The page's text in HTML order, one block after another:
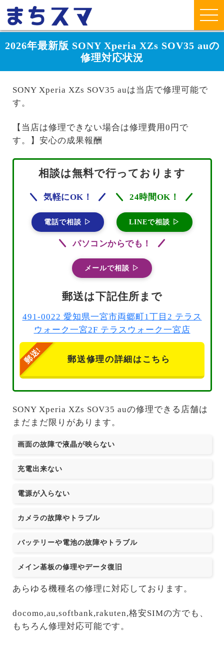
2026年最新版 SONY Xperia XZs SOV35 auの
修理対応状況
SONY Xperia XZs SOV35 auは当店で修理可能で
す。
【当店は修理できない場合は修理費用0円で
す。】安心の成果報酬
相談は無料で行っております
気軽にOK！
電話で相談 ▷
24時間OK！
LINEで相談 ▷
パソコンからでも！
メールで相談 ▷
郵送は下記住所まで
491-0022 愛知県一宮市両郷町1丁目2 テラス
ウォーク一宮2F テラスウォーク一宮店
郵送修理の詳細はこちら
SONY Xperia XZs SOV35 auの修理できる店舗は
まだまだ限りがあります。
画面の故障で液晶が映らない
充電出来ない
電源が入らない
カメラの故障やトラブル
バッテリーや電池の故障やトラブル
メイン基板の修理やデータ復旧
あらゆる機種名の修理に対応しております。
docomo,au,softbank,rakuten,格安SIMの方でも、
もちろん修理対応可能です。